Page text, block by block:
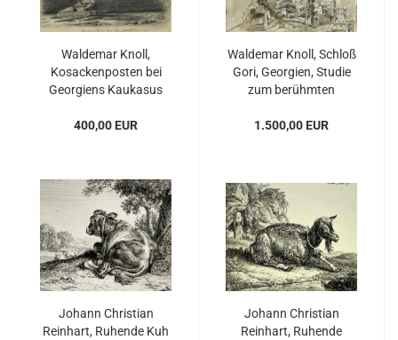
Waldemar Knoll,
Kosackenposten bei
Georgiens Kaukasus
400,00 EUR
Waldemar Knoll, Schloß
Gori, Georgien, Studie
zum berühmten
1.500,00 EUR
Johann Christian
Reinhart, Ruhende Kuh
Johann Christian
Reinhart, Ruhende